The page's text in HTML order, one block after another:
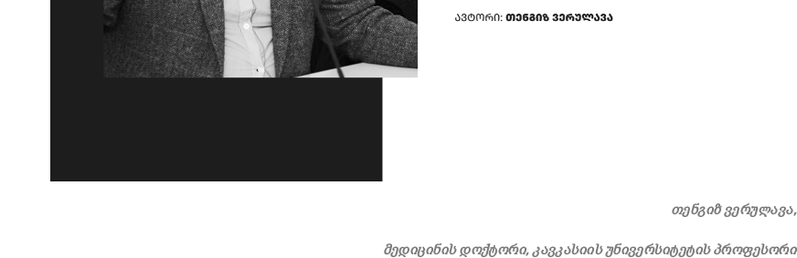
თენგიზ ვერულავა,
მედიცინის დოქტორი, კავკასიის უნივერსიტეტის პროფესორი